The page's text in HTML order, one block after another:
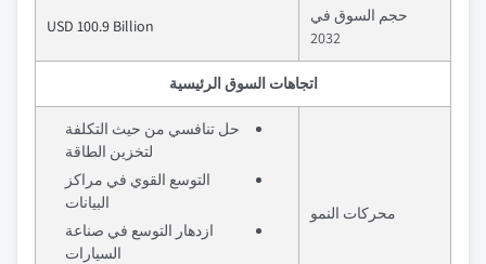
حجم السوق في
2032
USD 100.9 Billion
اتجاهات السوق الرئيسية
محركات النمو
حل تنافسي من حيث التكلفة
لتخزين الطاقة
التوسع القوي في مراكز
البيانات
ازدهار التوسع في صناعة
السيارات